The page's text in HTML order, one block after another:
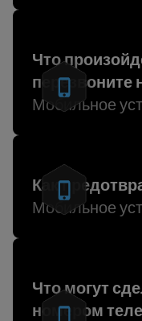
Что
перезвоните
Мобильное
Как
Мобильное
Что могут
номером